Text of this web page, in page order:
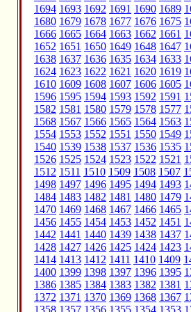
1694 1693 1692 1691 1690 1689
1680 1679 1678 1677 1676 1675
1666 1665 1664 1663 1662 1661
1652 1651 1650 1649 1648 1647
1638 1637 1636 1635 1634 1633
1624 1623 1622 1621 1620 1619
1610 1609 1608 1607 1606 1605
1596 1595 1594 1593 1592 1591
1582 1581 1580 1579 1578 1577
1568 1567 1566 1565 1564 1563
1554 1553 1552 1551 1550 1549
1540 1539 1538 1537 1536 1535
1526 1525 1524 1523 1522 1521
1512 1511 1510 1509 1508 1507
1498 1497 1496 1495 1494 1493
1484 1483 1482 1481 1480 1479
1470 1469 1468 1467 1466 1465
1456 1455 1454 1453 1452 1451
1442 1441 1440 1439 1438 1437
1428 1427 1426 1425 1424 1423
1414 1413 1412 1411 1410 1409
1400 1399 1398 1397 1396 1395
1386 1385 1384 1383 1382 1381
1372 1371 1370 1369 1368 1367